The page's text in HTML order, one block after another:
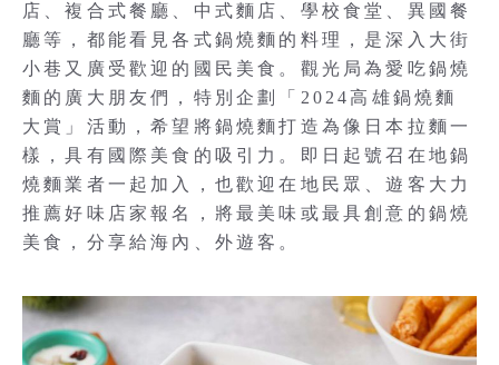
店、複合式餐廳、中式麵店、學校食堂、異國餐
廳等，都能看見各式鍋燒麵的料理，是深入大街
小巷又廣受歡迎的國民美食。觀光局為愛吃鍋燒
麵的廣大朋友們，特別企劃「2024高雄鍋燒麵
大賞」活動，希望將鍋燒麵打造為像日本拉麵一
樣，具有國際美食的吸引力。即日起號召在地鍋
燒麵業者一起加入，也歡迎在地民眾、遊客大力
推薦好味店家報名，將最美味或最具創意的鍋燒
美食，分享給海內、外遊客。